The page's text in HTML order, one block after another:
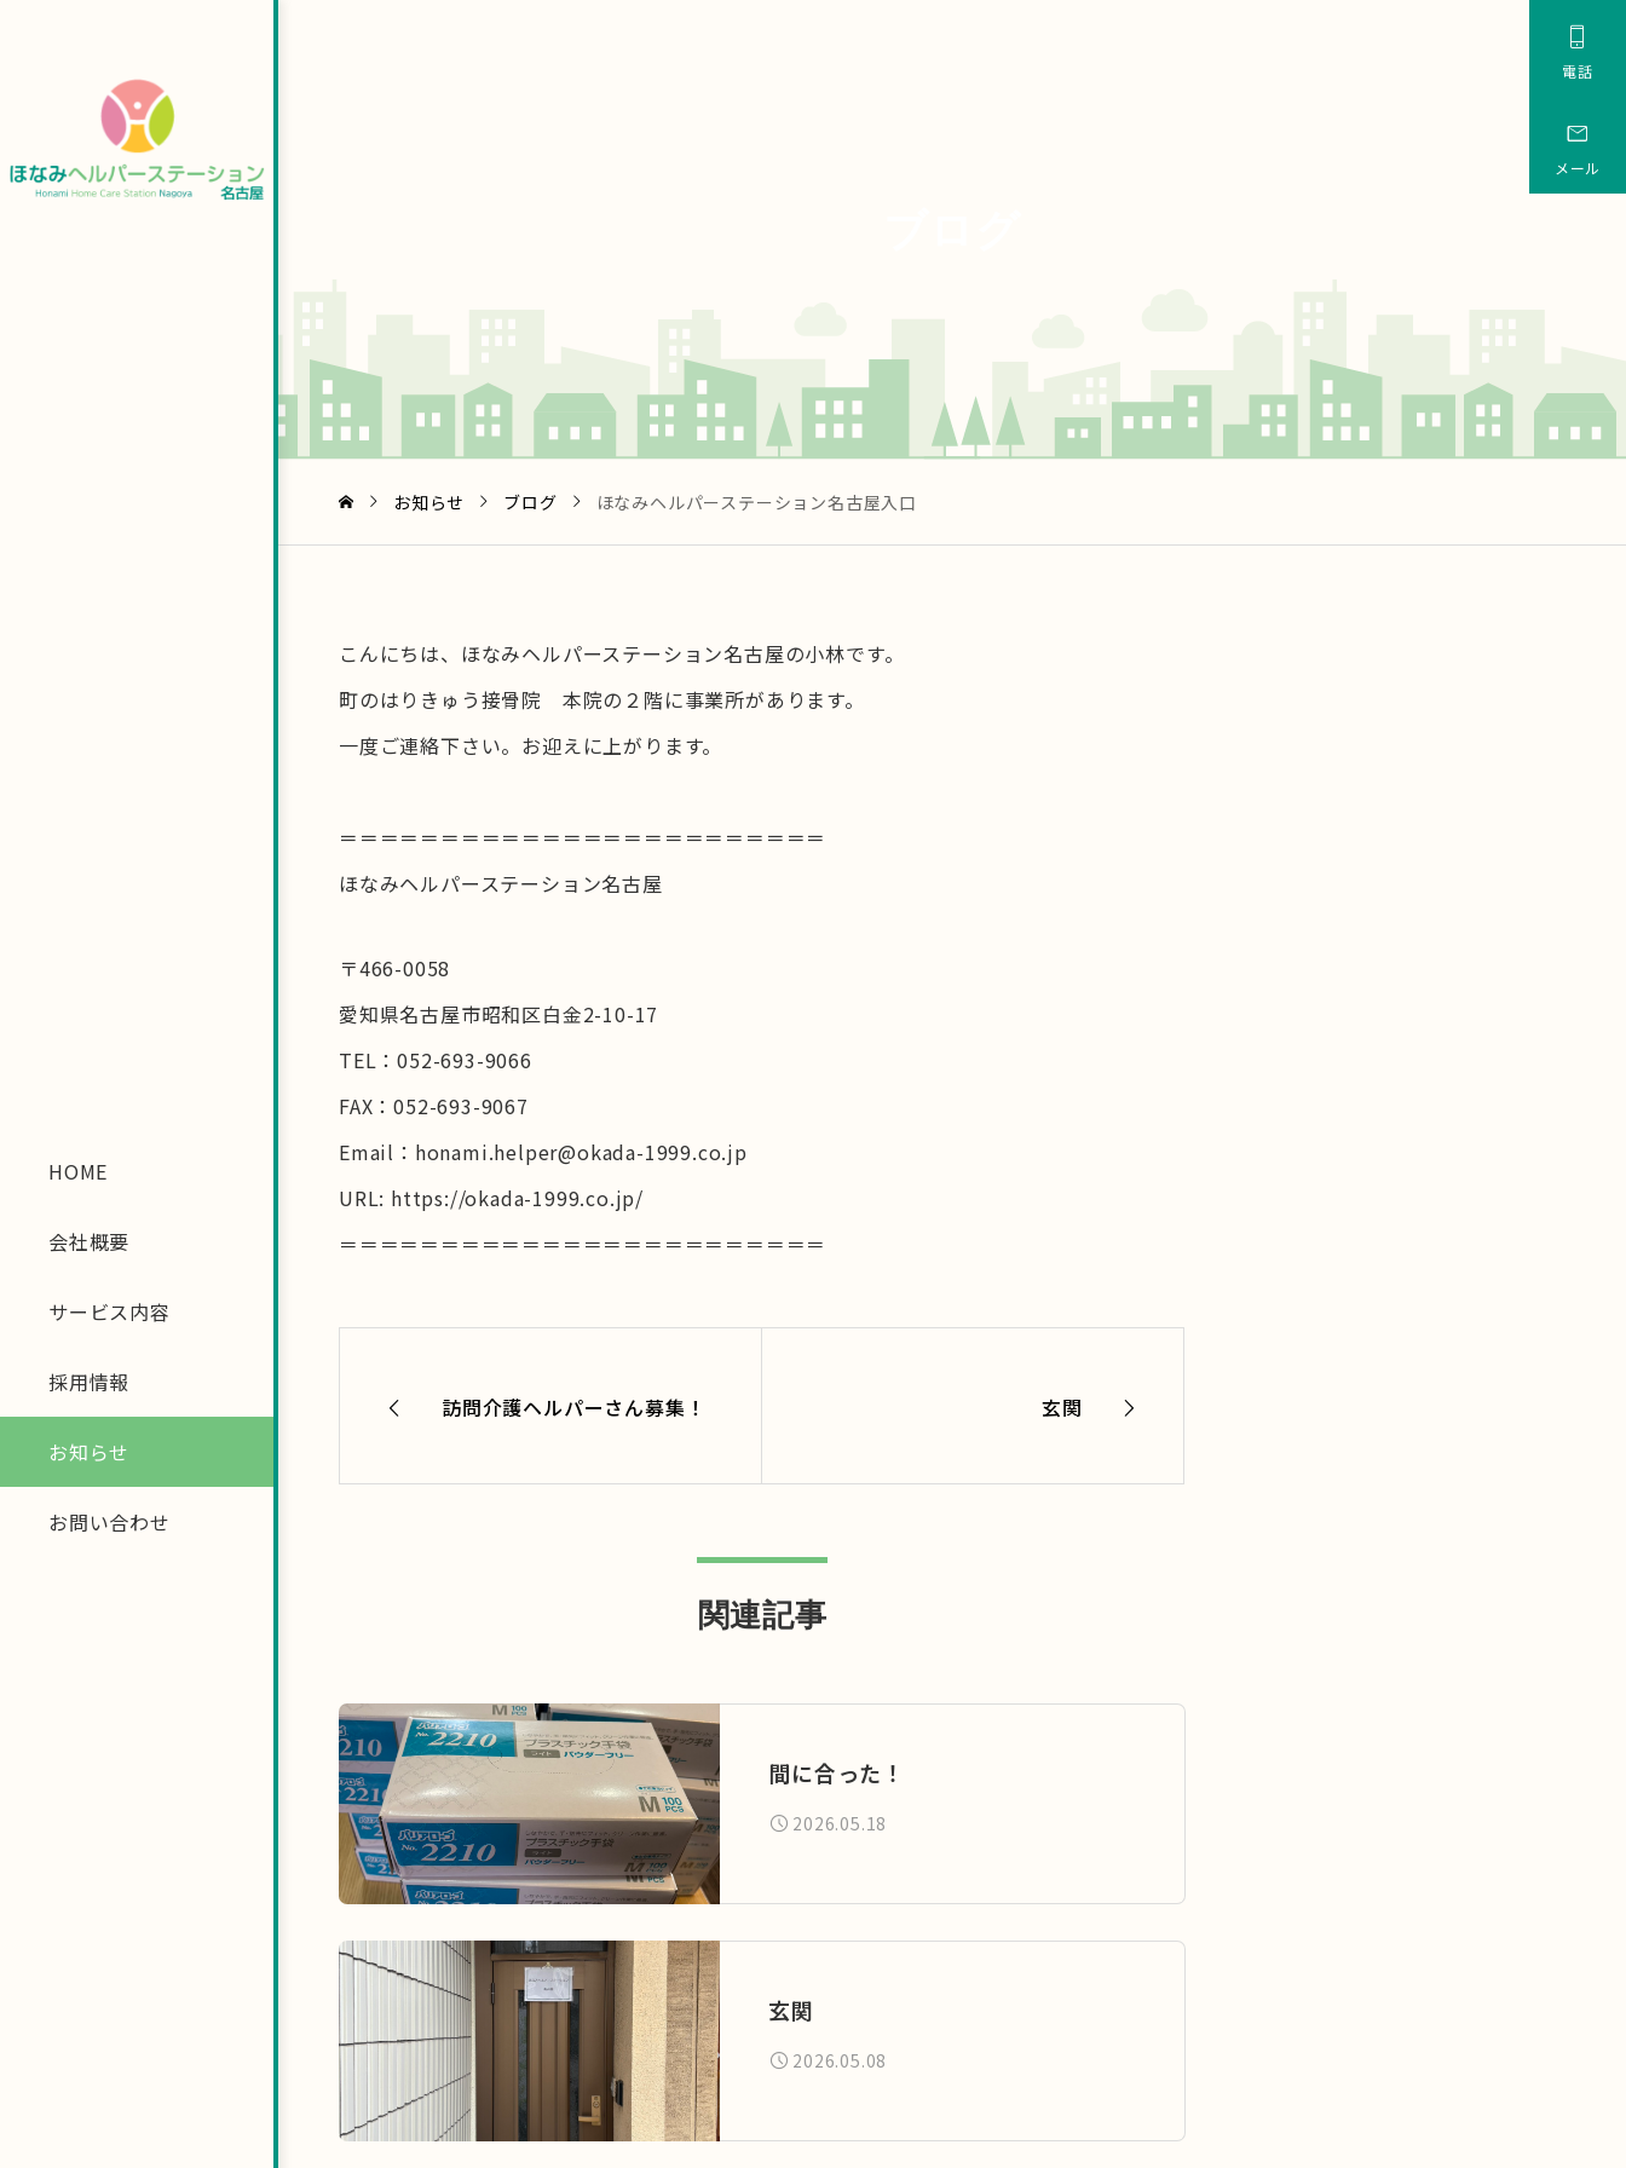
HOME
会社概要
サービス内容
採用情報
お知らせ
お問い合わせ

電話

メール
お知らせ ブログ ほなみヘルパーステーション名古屋入口
こんにちは、ほなみヘルパーステーション名古屋の小林です。
町のはりきゅう接骨院 本院の２階に事業所があります。
一度ご連絡下さい。お迎えに上がります。
＝＝＝＝＝＝＝＝＝＝＝＝＝＝＝＝＝＝＝＝＝＝＝＝
ほなみヘルパーステーション名古屋
〒466-0058
愛知県名古屋市昭和区白金2-10-17
TEL：052-693-9066
FAX：052-693-9067
Email：honami.helper@okada-1999.co.jp
URL: https://okada-1999.co.jp/
＝＝＝＝＝＝＝＝＝＝＝＝＝＝＝＝＝＝＝＝＝＝＝＝
訪問介護ヘルパーさん募集！ 玄関
関連記事
間に合った！
2026.05.18
玄関
2026.05.08